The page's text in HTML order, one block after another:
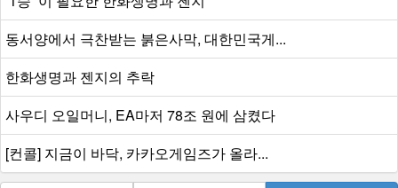
이전기사 다음기사
코멘트를 등록하기 위해서는
가장 많이 본 뉴스
‘1승’ 이 필요한 한화생명과 젠지